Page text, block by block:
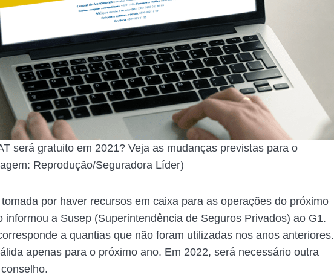
será gratuito em 2021? Veja as mudanças previstas para o
Reprodução/Seguradora Líder)
por haver recursos em caixa para as operações do próximo
informou a Susep (Superintendência de Seguros Privados) ao G1.
a quantias que não foram utilizadas nos anos anteriores.
apenas para o próximo ano. Em 2022, será necessário outra